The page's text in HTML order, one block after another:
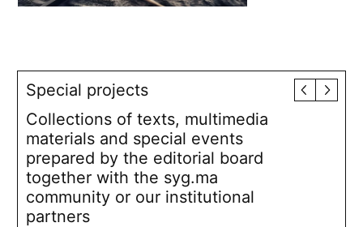
Special projects
Collections of texts, multimedia
materials and special events
prepared by the editorial board
together with the syg.ma
community or our institutional
partners